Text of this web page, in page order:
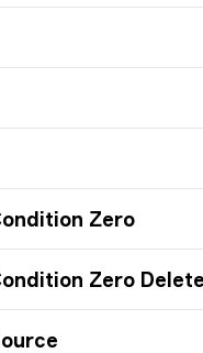
Zero
Zero